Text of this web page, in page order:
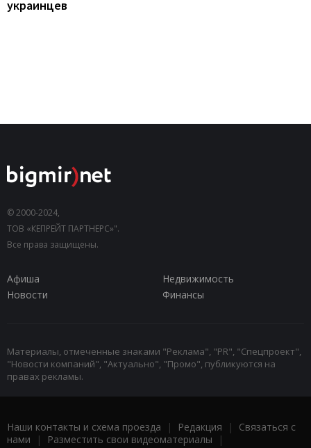
украинцев
© 2000-2024,
ТОВ «КЕПРЕЙТ ПАРТНЕРС»".
Все права защищены.
Афиша
Недвижимость
Новости
Финансы
Материалы, отмеченные знаками "Реклама", "PR", "Спецпроект",
"Новости компаний", "Актуально", "Промо", публикуются на
правах рекламы.
Наши контакты и схема проезда | Редакция | Связаться с
нами | Разместить свои видеоматериалы |